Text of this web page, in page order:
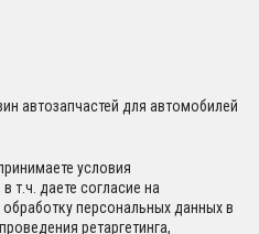
автозапчастей для автомобилей
условия
в т.ч. даете согласие на
персональных данных в
ретаргетинга,